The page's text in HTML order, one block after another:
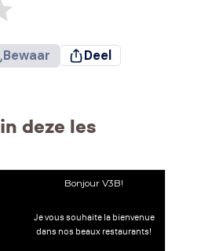
Bewaar Deel
deze les
Bonjour V3B!
Je vous souhaite la bienvenue
dans nos beaux restaurants!